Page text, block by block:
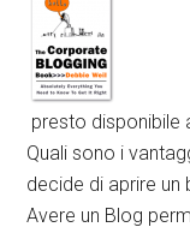
presto disponibile
Quali sono i
decide di aprire un
Avere un Blog